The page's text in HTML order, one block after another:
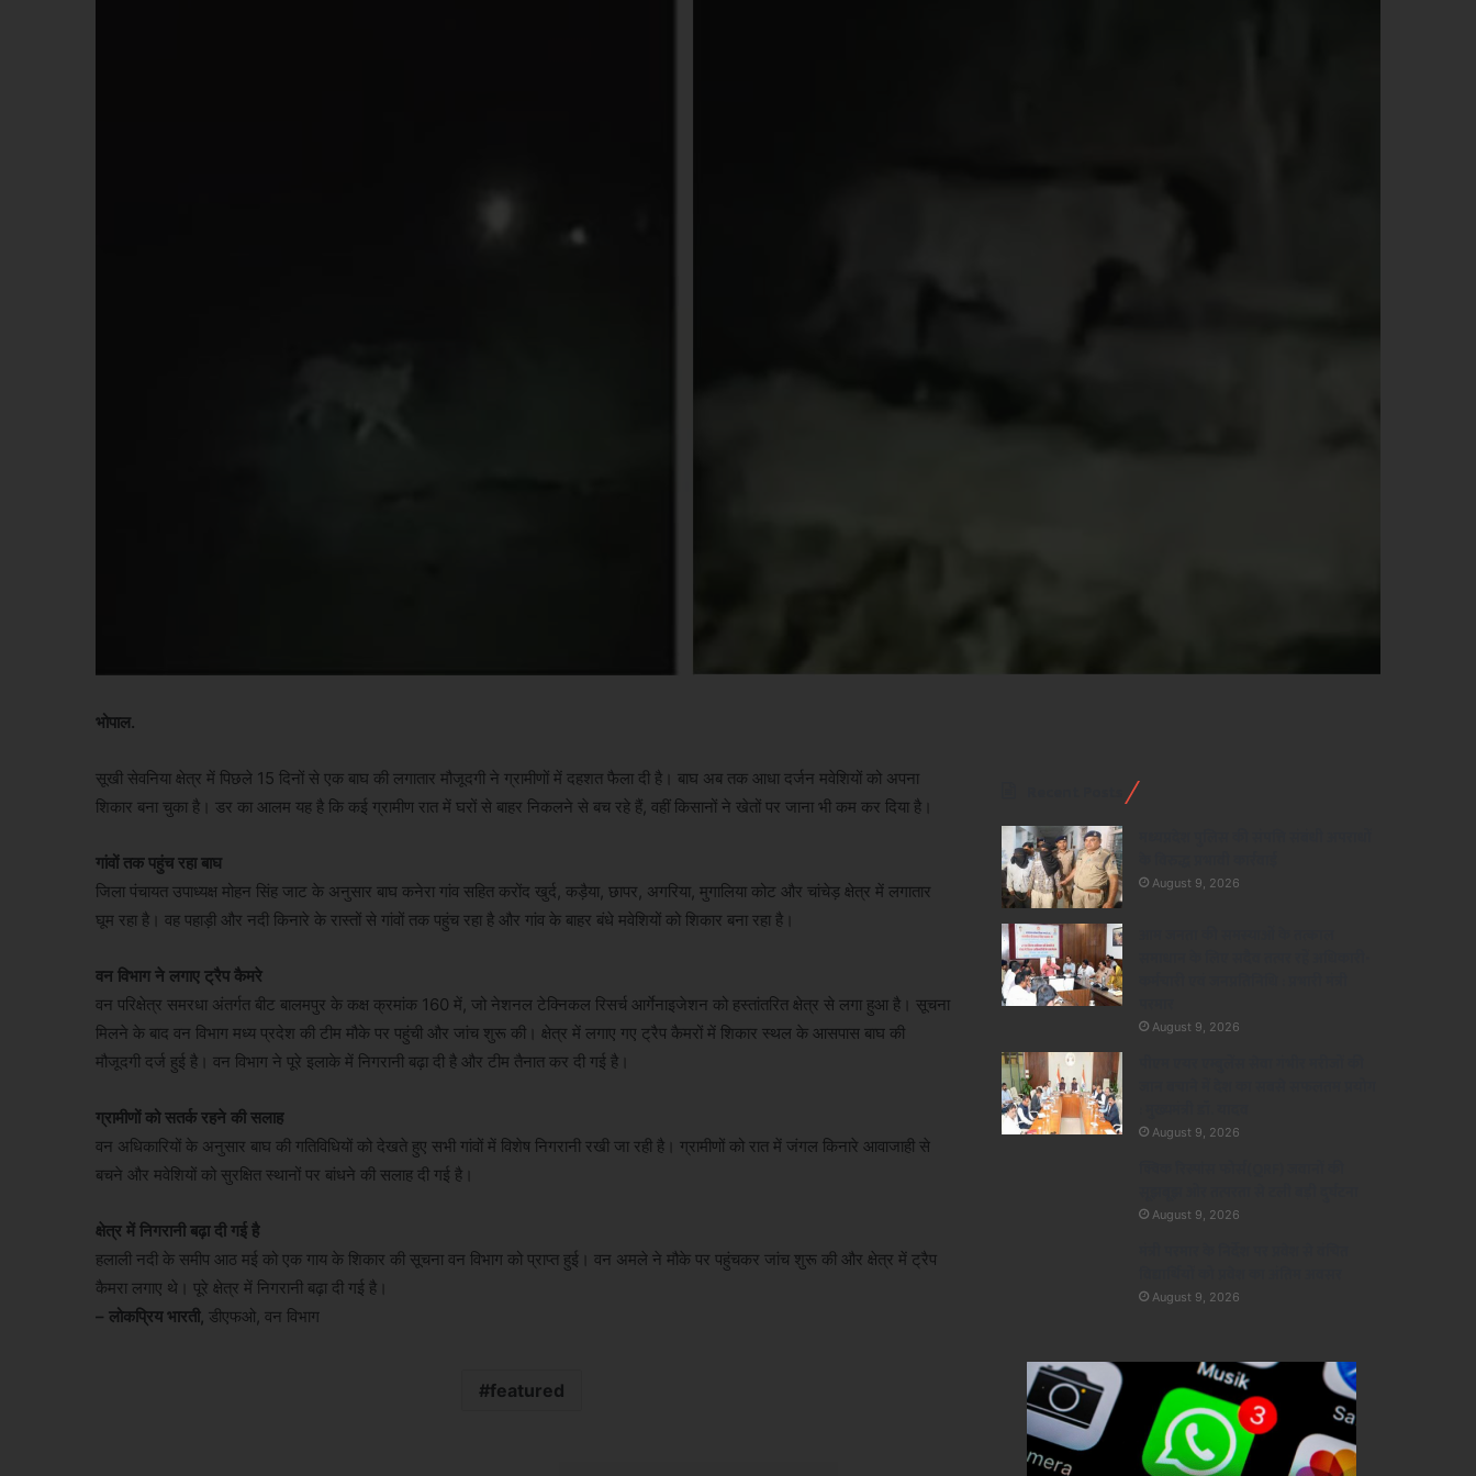
भोपाल.
सूखी सेवनिया क्षेत्र में पिछले 15 दिनों से एक बाघ की लगातार मौजूदगी ने ग्रामीणों में दहशत फैला दी है। बाघ अब तक आधा दर्जन मवेशियों को अपना
शिकार बना चुका है। डर का आलम यह है कि कई ग्रामीण रात में घरों से बाहर निकलने से बच रहे हैं, वहीं किसानों ने खेतों पर जाना भी कम कर दिया है।
गांवों तक पहुंच रहा बाघ
जिला पंचायत उपाध्यक्ष मोहन सिंह जाट के अनुसार बाघ कनेरा गांव सहित करोंद खुर्द, कड़ैया, छापर, अगरिया, मुगालिया कोट और चांचेड़ क्षेत्र में लगातार
घूम रहा है। वह पहाड़ी और नदी किनारे के रास्तों से गांवों तक पहुंच रहा है और गांव के बाहर बंधे मवेशियों को शिकार बना रहा है।
वन विभाग ने लगाए ट्रैप कैमरे
वन परिक्षेत्र समरधा अंतर्गत बीट बालमपुर के कक्ष क्रमांक 160 में, जो नेशनल टेक्निकल रिसर्च आर्गेनाइजेशन को हस्तांतरित क्षेत्र से लगा हुआ है। सूचना
मिलने के बाद वन विभाग मध्य प्रदेश की टीम मौके पर पहुंची और जांच शुरू की। क्षेत्र में लगाए गए ट्रैप कैमरों में शिकार स्थल के आसपास बाघ की
मौजूदगी दर्ज हुई है। वन विभाग ने पूरे इलाके में निगरानी बढ़ा दी है और टीम तैनात कर दी गई है।
ग्रामीणों को सतर्क रहने की सलाह
वन अधिकारियों के अनुसार बाघ की गतिविधियों को देखते हुए सभी गांवों में विशेष निगरानी रखी जा रही है। ग्रामीणों को रात में जंगल किनारे आवाजाही से
बचने और मवेशियों को सुरक्षित स्थानों पर बांधने की सलाह दी गई है।
क्षेत्र में निगरानी बढ़ा दी गई है
हलाली नदी के समीप आठ मई को एक गाय के शिकार की सूचना वन विभाग को प्राप्त हुई। वन अमले ने मौके पर पहुंचकर जांच शुरू की और क्षेत्र में ट्रैप
कैमरा लगाए थे। पूरे क्षेत्र में निगरानी बढ़ा दी गई है।
– लोकप्रिय भारती, डीएफओ, वन विभाग
featured
August 9, 2026
August 9, 2026
August 9, 2026
August 9, 2026
August 9, 2026